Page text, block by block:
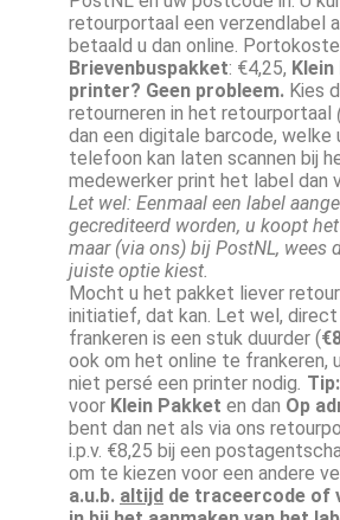
retourportaal een verzendlabel
betaald u dan online.
Brievenbuspakket: €4,25,
printer? Geen probleem. Kies
retourneren in het retourportaal
dan een digitale barcode, welke
telefoon kan laten scannen bij
medewerker print het label dan
Let wel: Eenmaal een label
gecrediteerd worden, u koopt
maar (via ons) bij PostNL, wees
juiste optie kiest.
Mocht u het pakket liever
initiatief, dat kan. Let wel,
frankeren is een stuk duurder (
ook om het online te frankeren,
niet persé een printer nodig Tip:
voor Klein Pakket en dan Op
bent dan net als via ons
i.p.v. €8,25 bij een
om te kiezen voor een andere
a.u.b. altijd de traceercode of